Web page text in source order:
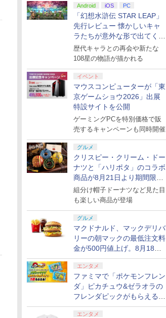
Android iOS PC
「幻想水滸伝 STAR LEAP」
先行レビュー 懐かしいキャ
ラたちが意外な形で出てくる
シリーズ完全新作！
歴代キャラとの再会や新たな
108星の物語が描かれる
イベント
マウスコンピューターが「東
京ゲームショウ2026」出展
特設サイトを公開
ゲーミングPCを特別価格で販
売するキャンペーンも同時開催
グルメ
クリスピー・クリーム・ドー
ナツと「ハリポタ」のコラボ
商品が8月21日より期間限定
で発売
組分け帽子ドーナツなど見た目
も楽しい商品が登場
グルメ
マクドナルド、マックデリバ
リーの朝マックの最低注文料
金が500円値上げ。8月18日
より1,500円から受付
エンタメ
ファミマで「ポケモンフレン
ダ」ピカチュウ&ゼラオラの
フレンダピックがもらえるキ
ャンペーン開催！
エンタメ